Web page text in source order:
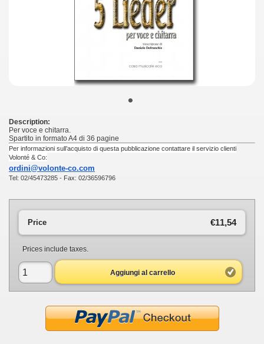
•
Description:
Per voce e chitarra.
Spartito in formato A4 di 36 pagine
Per informazioni sull’acquisto di questa pubblicazione contattare il servizio clienti
Volonté & Co:
ordini@volonte-co.com
Tel: 02/45473285 - Fax: 02/36596796
€11,54
Price
Prices include taxes.
Aggiungi al carrello